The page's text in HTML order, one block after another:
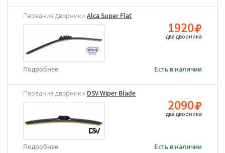
Передние дворники Alca Super Flat
1920
два дворника
Есть в наличии
Подробнее
Передние дворники DSV Wiper Blade
2090
два дворника
Есть в наличии
Подробнее